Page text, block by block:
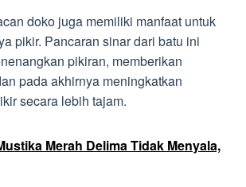
doko juga memiliki manfaat untuk
pikir. Pancaran sinar dari batu ini
pikiran, memberikan
pada akhirnya meningkatkan
secara lebih tajam.
Merah Delima Tidak Menyala,